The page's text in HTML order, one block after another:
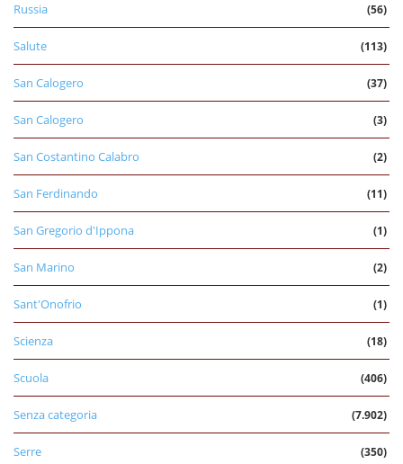
Russia (56)
Salute (113)
San Calogero (37)
San Calogero (3)
San Costantino Calabro (2)
San Ferdinando (11)
San Gregorio d'Ippona (1)
San Marino (2)
Sant'Onofrio (1)
Scienza (18)
Scuola (406)
Senza categoria (7.902)
Serre (350)